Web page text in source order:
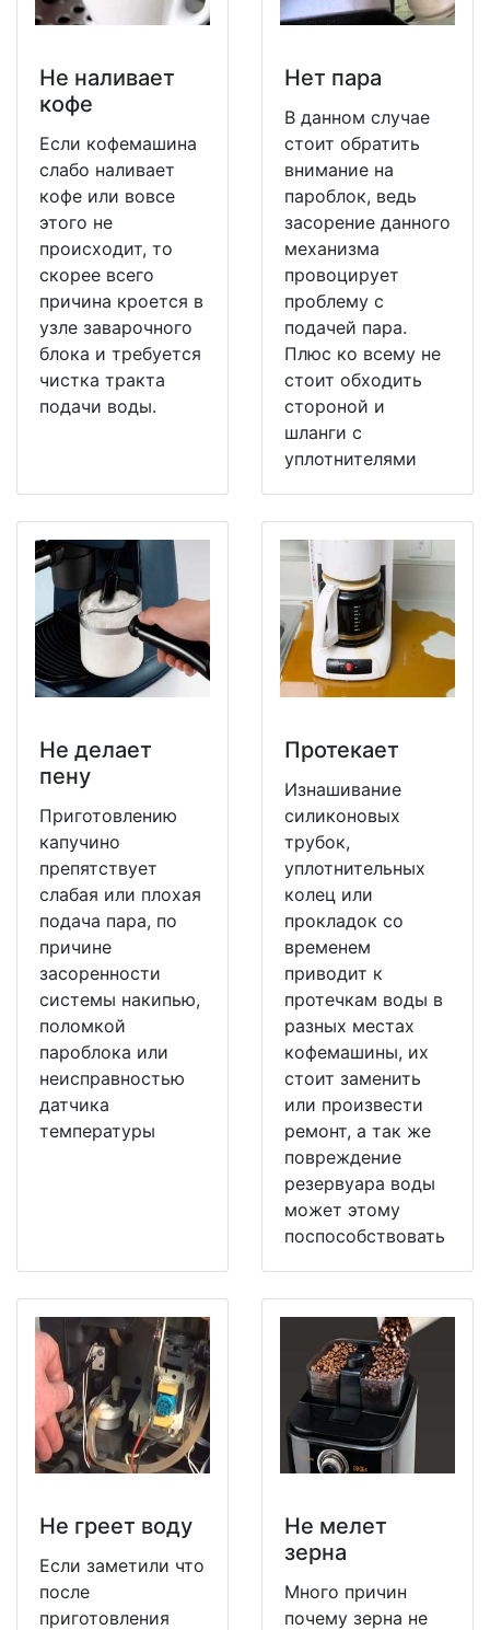
Не наливает
кофе
Если кофемашина
слабо наливает
кофе или вовсе
этого не
происходит, то
скорее всего
причина кроется в
узле заварочного
блока и требуется
чистка тракта
подачи воды.
Нет пара
В данном случае
стоит обратить
внимание на
пароблок, ведь
засорение данного
механизма
провоцирует
проблему с
подачей пара.
Плюс ко всему не
стоит обходить
стороной и
шланги с
уплотнителями
Не делает
пену
Приготовлению
капучино
препятствует
слабая или плохая
подача пара, по
причине
засоренности
системы накипью,
поломкой
пароблока или
неисправностью
датчика
температуры
Протекает
Изнашивание
силиконовых
трубок,
уплотнительных
колец или
прокладок со
временем
приводит к
протечкам воды в
разных местах
кофемашины, их
стоит заменить
или произвести
ремонт, а так же
повреждение
резервуара воды
может этому
поспособствовать
Не греет воду
Если заметили что
после
приготовления
Не мeлет
зерна
Много причин
почему зерна не